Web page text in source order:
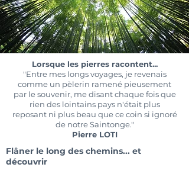
Lorsque les pierres racontent...
"Entre mes longs voyages, je revenais
comme un pèlerin ramené pieusement
par le souvenir, me disant chaque fois que
rien des lointains pays n'était plus
reposant ni plus beau que ce coin si ignoré
de notre Saintonge."
Pierre LOTI
Flâner le long des chemins... et
découvrir